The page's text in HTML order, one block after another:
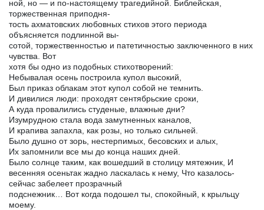
ной, но — и по-настоящему трагедийной. Библейская,
торжественная приподня-
тость ахматовских любовных стихов этого периода
объясняется подлинной вы-
сотой, торжественностью и патетичностью заключенного в них
чувства. Вот
хотя бы одно из подобных стихотворений:
Небывалая осень построила купол высокий,
Был приказ облакам этот купол собой не темнить.
И дивилися люди: проходят сентябрьские сроки,
А куда провалились студеные, влажные дни?
Изумрудною стала вода замутненных каналов,
И крапива запахла, как розы, но только сильней.
Было душно от зорь, нестерпимых, бесовских и алых,
Их запомнили все мы до конца наших дней.
Было солнце таким, как вошедший в столицу мятежник, И
весенняя осеньтак жадно ласкалась к нему, Что казалось-
сейчас забелеет прозрачный
подснежник… Вот когда подошел ты, спокойный, к крыльцу
моему.